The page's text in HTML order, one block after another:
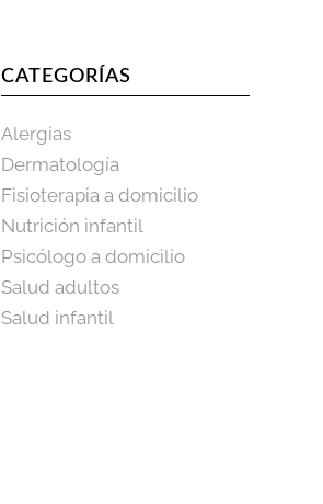
CATEGORÍAS
Alergias
Dermatología
Fisioterapia a domicilio
Nutrición infantil
Psicólogo a domicilio
Salud adultos
Salud infantil